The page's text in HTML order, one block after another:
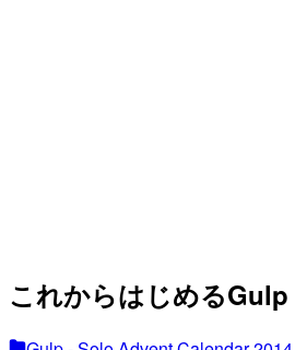
これからはじめる